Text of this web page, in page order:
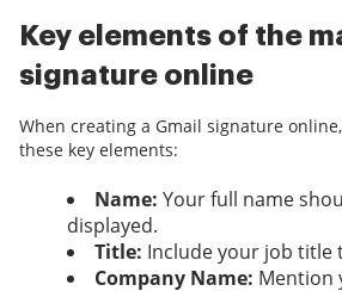
Key elements of the
signature online
When creating a Gmail signature
these key elements:
Name: Your full name
displayed.
Title: Include your job title
Company Name: Mention